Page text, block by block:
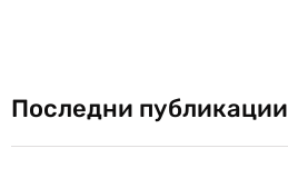
Последни публикации